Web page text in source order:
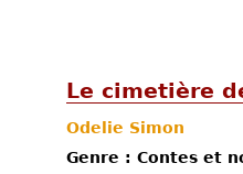
Le cimetière
Odelie Simon
Genre : Contes et